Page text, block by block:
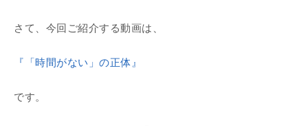
さて、今回ご紹介する動画は、
『「時間がない」の正体』
です。